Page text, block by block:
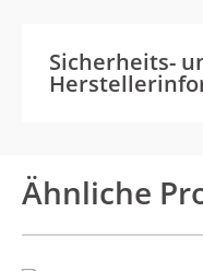
Sicherheits-
Ähnliche